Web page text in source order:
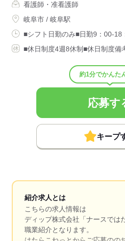
看護師・准看護師
岐阜市 / 岐阜駅
■シフト日勤のみ■日勤9：00-18
■休日制度4週8休制■休日制度備
約1分でかんた
応募す
キープ
紹介求人とは
こちらの求人情報は
ディップ株式会社「ナースでは
職業紹介となります。